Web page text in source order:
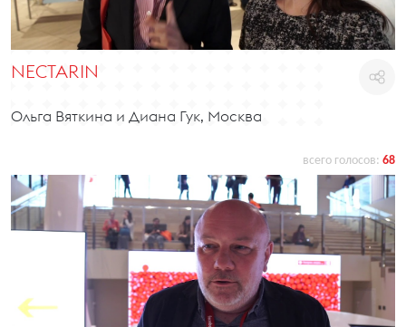
NECTARIN
Ольга Вяткина и Диана Гук, Москва
всего голосов: 68